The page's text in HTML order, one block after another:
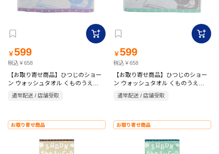
￥599
税込￥658
【お取り寄せ商品】ひつじのショー
ン ウォッシュタオル くものうえ
34×35cm ブルー
通常配送 / 店舗受取
￥599
税込￥658
【お取り寄せ商品】ひつじのショー
ン ウォッシュタオル くものうえ
34×35cm グレー
通常配送 / 店舗受取
お取り寄せ商品 お取り寄せ商品